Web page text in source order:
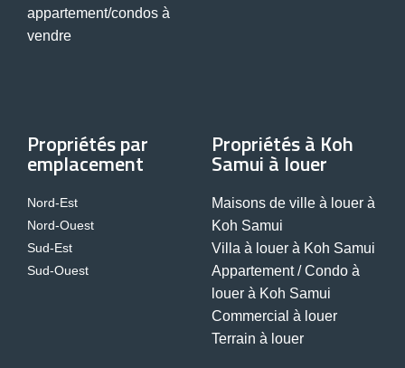
appartement/condos à
vendre
Propriétés par
emplacement
Nord-Est
Nord-Ouest
Sud-Est
Sud-Ouest
Propriétés à Koh
Samui à louer
Maisons de ville à louer à
Koh Samui
Villa à louer à Koh Samui
Appartement / Condo à
louer à Koh Samui
Commercial à louer
Terrain à louer